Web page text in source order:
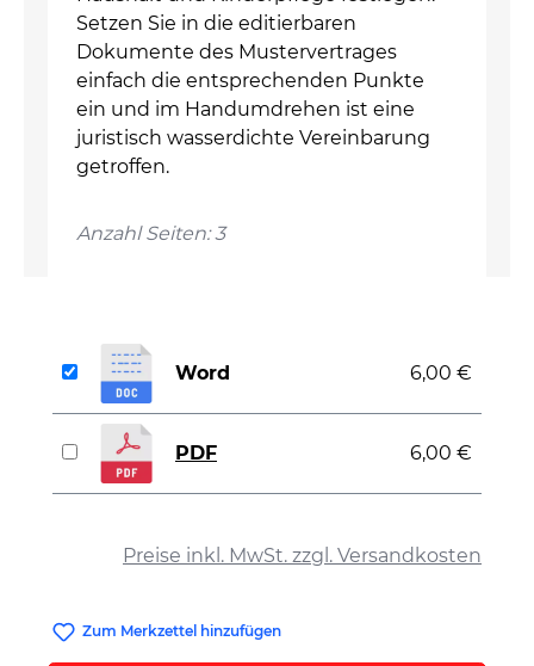
Setzen Sie in die editierbaren
Dokumente des Mustervertrages
einfach die entsprechenden Punkte
ein und im Handumdrehen ist eine
juristisch wasserdichte Vereinbarung
getroffen.
Anzahl Seiten: 3
Preise inkl. MwSt. zzgl. Versandkosten
Word 6,00 €
PDF 6,00 €
Zum Merkzettel hinzufügen